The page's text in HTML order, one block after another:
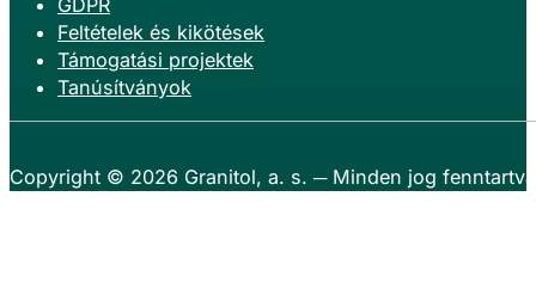
GDPR
Feltételek és kikötések
Támogatási projektek
Tanúsítványok
Copyright © 2026 Granitol, a. s. ─ Minden jog